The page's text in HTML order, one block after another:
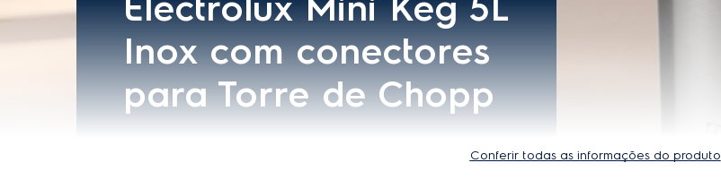
Conferir todas as informações do produto